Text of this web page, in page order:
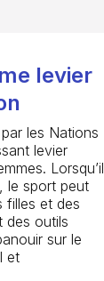
levier
les Nations
levier
Lorsqu’il
le sport peut
filles et des
des outils
sur le
et